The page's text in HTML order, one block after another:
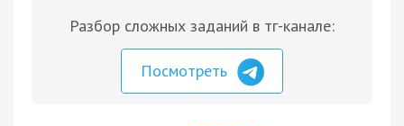
Разбор сложных заданий в тг-канале:
Посмотреть